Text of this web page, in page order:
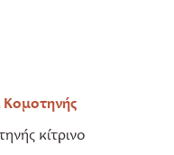
κίτρινο